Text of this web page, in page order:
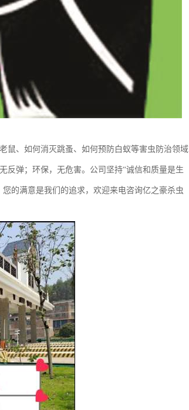
鼠、如何消灭跳蚤、如何预防白蚁等害虫防治领域
反弹；环保，无危害。公司坚持“诚信和质量是生
的满意是我们的追求，欢迎来电咨询亿之豪杀虫